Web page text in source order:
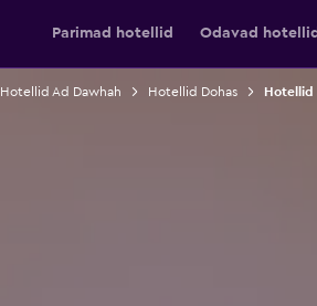
Parimad hotellid Odavad hotellid
Hotellid Ad Dawhah Hotellid Dohas Hotellid